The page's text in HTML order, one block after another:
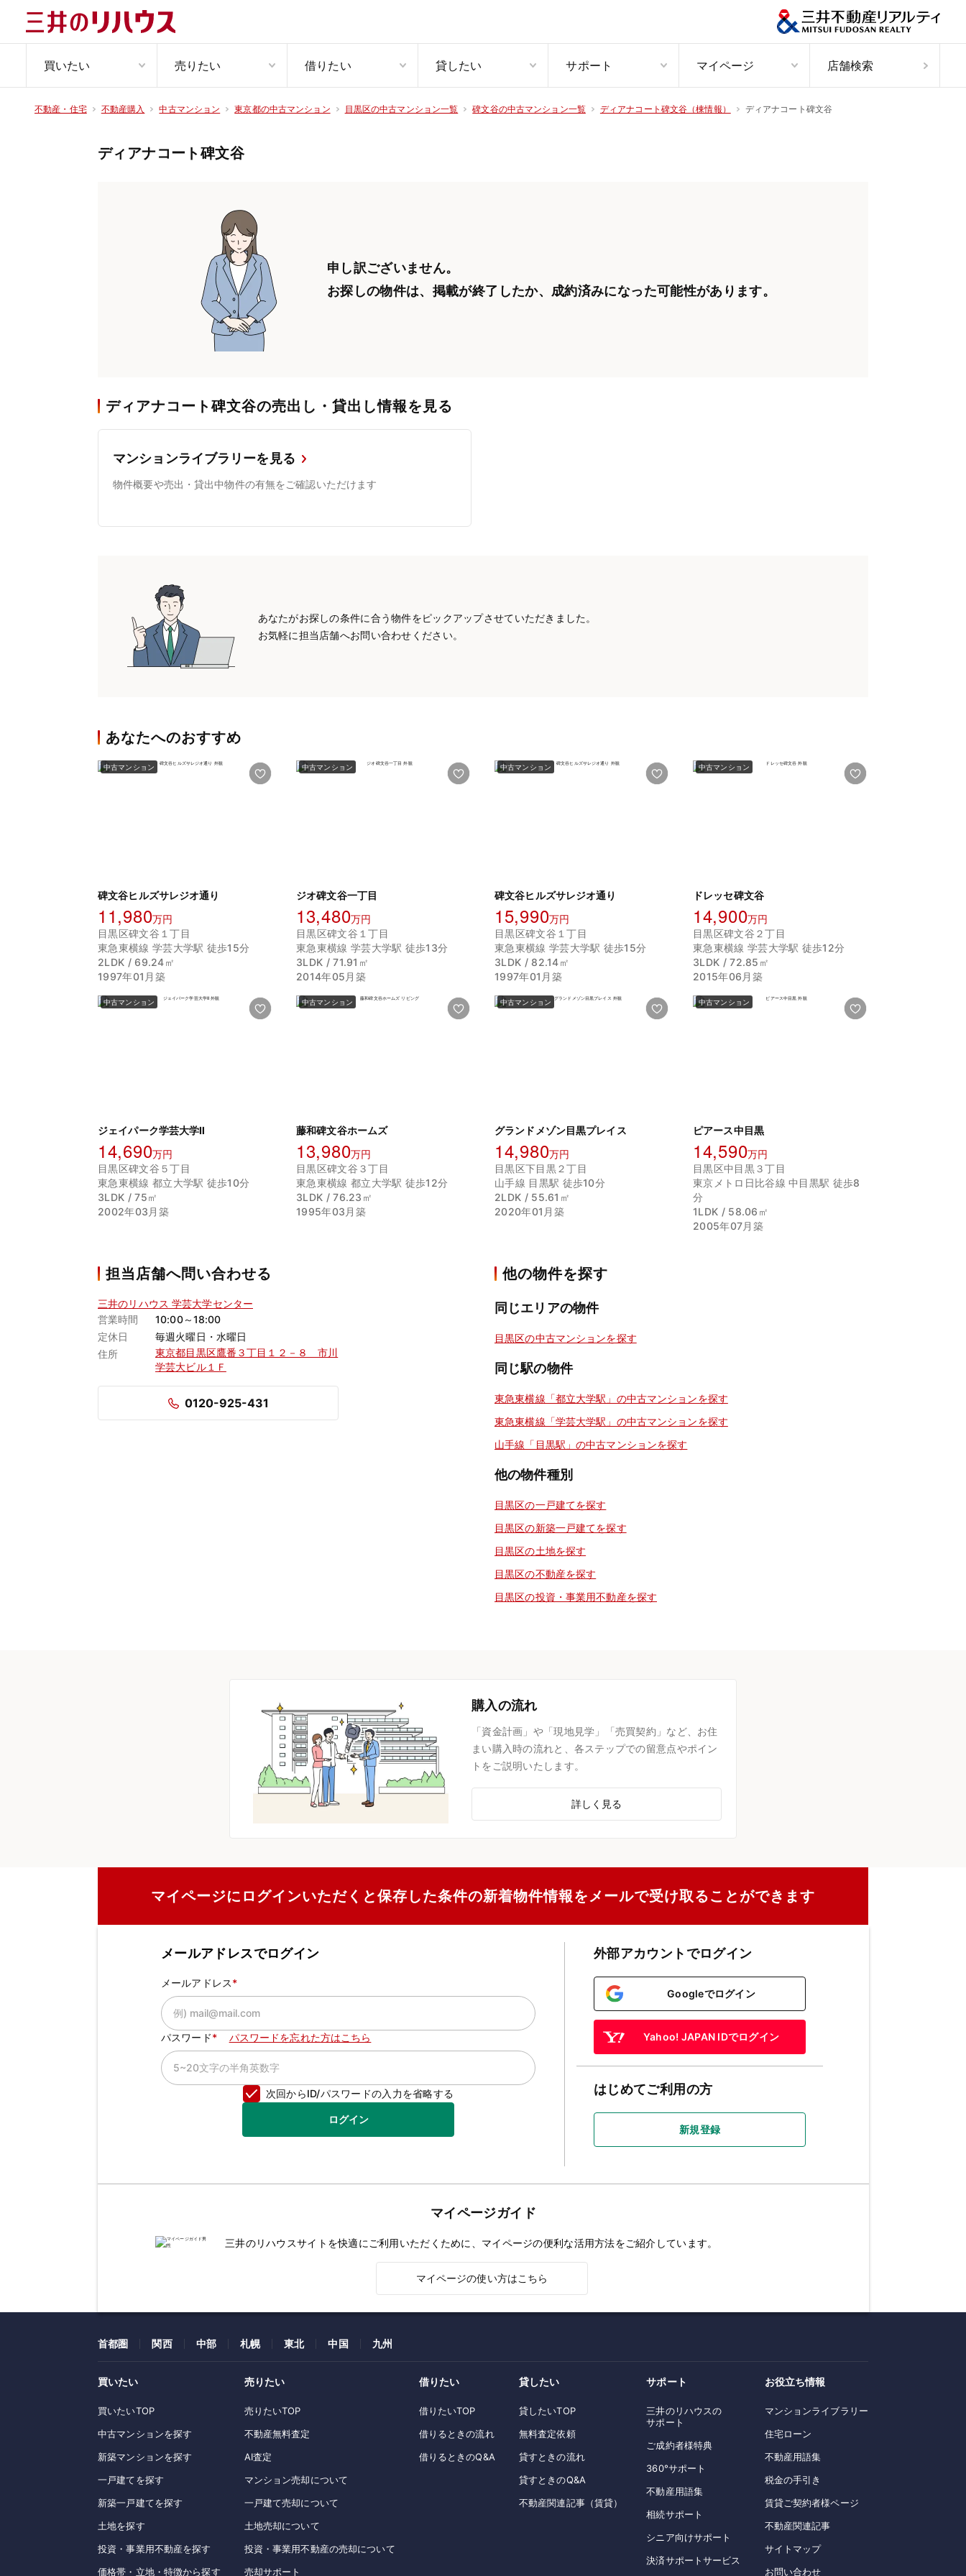
買いたい 売りたい 借りたい 貸したい サポート マイページ 店舗検索
不動産・住宅 不動産購入 中古マンション 東京都の中古マンション 目黒区の中古マンション一覧 碑文谷の中古マンション一覧 ディアナコート碑文谷（棟情報） ディアナコート碑文谷
ディアナコート碑文谷
申し訳ございません。
お探しの物件は、掲載が終了したか、 成約済みになった可能性があります。
ディアナコート碑文谷の売出し・貸出し情報を見る
マンションライブラリーを見る
物件概要や売出・貸出中物件の有無をご確認いただけます
あなたがお探しの条件に合う物件をピックアップさせていただきました。
お気軽に担当店舗へお問い合わせください。
あなたへのおすすめ
中古マンション
碑文谷ヒルズサレジオ通り
11,980万円
目黒区碑文谷１丁目
東急東横線 学芸大学駅 徒歩15分
2LDK / 69.24㎡
1997年01月築
中古マンション
ジオ碑文谷一丁目
13,480万円
目黒区碑文谷１丁目
東急東横線 学芸大学駅 徒歩13分
3LDK / 71.91㎡
2014年05月築
中古マンション
碑文谷ヒルズサレジオ通り
15,990万円
目黒区碑文谷１丁目
東急東横線 学芸大学駅 徒歩15分
3LDK / 82.14㎡
1997年01月築
中古マンション
ドレッセ碑文谷
14,900万円
目黒区碑文谷２丁目
東急東横線 学芸大学駅 徒歩12分
3LDK / 72.85㎡
2015年06月築
中古マンション
ジェイパーク学芸大学Ⅱ
14,690万円
目黒区碑文谷５丁目
東急東横線 都立大学駅 徒歩10分
3LDK / 75㎡
2002年03月築
中古マンション
藤和碑文谷ホームズ
13,980万円
目黒区碑文谷３丁目
東急東横線 都立大学駅 徒歩12分
3LDK / 76.23㎡
1995年03月築
中古マンション
グランドメゾン目黒プレイス
14,980万円
目黒区下目黒２丁目
山手線 目黒駅 徒歩10分
2LDK / 55.61㎡
2020年01月築
中古マンション
ピアース中目黒
14,590万円
目黒区中目黒３丁目
東京メトロ日比谷線 中目黒駅 徒歩8
分
1LDK / 58.06㎡
2005年07月築
担当店舗へ問い合わせる
三井のリハウス 学芸大学センター
営業時間
10:00～18:00
定休日
毎週火曜日・水曜日
住所
東京都目黒区鷹番３丁目１２－８ 市川
学芸大ビル１Ｆ
0120-925-431
他の物件を探す
同じエリアの物件
目黒区の中古マンションを探す
同じ駅の物件
東急東横線「都立大学駅」の中古マンションを探す
東急東横線「学芸大学駅」の中古マンションを探す
山手線「目黒駅」の中古マンションを探す
他の物件種別
目黒区の一戸建てを探す
目黒区の新築一戸建てを探す
目黒区の土地を探す
目黒区の不動産を探す
目黒区の投資・事業用不動産を探す
購入の流れ
「資金計画」や「現地見学」「売買契約」など、お住
まい購入時の流れと、各ステップでの留意点やポイン
トをご説明いたします。
詳しく見る
マイページにログインいただくと保存した条件の新着物件情報をメールで受け取ることができます
メールアドレスでログイン
メールアドレス
パスワード パスワードを忘れた方はこちら
次回からID/パスワードの入力を省略する
ログイン
外部アカウントでログイン
Googleでログイン
Yahoo! JAPAN IDでログイン
はじめてご利用の方
新規登録
マイページガイド
三井のリハウスサイトを快適にご利用いただくために、マイページの便利な活用方法をご紹介しています。
マイページの使い方はこちら
首都圏 関西 中部 札幌 東北 中国 九州
買いたい
買いたいTOP
中古マンションを探す
新築マンションを探す
一戸建てを探す
新築一戸建てを探す
土地を探す
投資・事業用不動産を探す
価格帯・立地・特徴から探す
売りたい
売りたいTOP
不動産無料査定
AI査定
マンション売却について
一戸建て売却について
土地売却について
投資・事業用不動産の売却について
売却サポート
借りたい
借りたいTOP
借りるときの流れ
借りるときのQ&A
貸したい
貸したいTOP
無料査定依頼
貸すときの流れ
貸すときのQ&A
不動産関連記事（賃貸）
サポート
三井のリハウスの
サポート
ご成約者様特典
360°サポート
不動産用語集
相続サポート
シニア向けサポート
決済サポートサービス
お役立ち情報
マンションライブラリー
住宅ローン
不動産用語集
税金の手引き
賃貸ご契約者様ページ
不動産関連記事
サイトマップ
お問い合わせ